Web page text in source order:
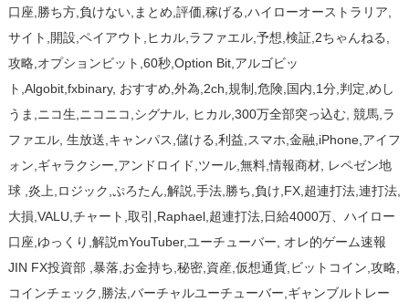
口座,勝ち方,負けない,まとめ,評価,稼げる,ハイローオーストラリア,
サイト,開設,ペイアウト,ヒカル,ラファエル,予想,検証,2ちゃんねる,
攻略,オプションビット,60秒,Option Bit,アルゴビッ
ト,Algobit,fxbinary, おすすめ,外為,2ch,規制,危険,国内,1分,判定,めし
うま,ニコ生,ニコニコ,シグナル, ヒカル,300万全部突っ込む, 競馬,ラ
ファエル, 生放送,キャンパス,儲ける,利益,スマホ,金融,iPhone,アイフ
ォン,ギャラクシー,アンドロイド,ツール,無料,情報商材, レペゼン地
球 ,炎上,ロジック,ぷろたん,解説,手法,勝ち,負け,FX,超連打法,連打法,
大損,VALU,チャート,取引,Raphael,超連打法,日給4000万、ハイロー
口座,ゆっくり,解説mYouTuber,ユーチューバー, オレ的ゲーム速報
JIN FX投資部 ,暴落,お金持ち,秘密,資産,仮想通貨,ビットコイン,攻略,
コインチェック,勝法,バーチャルユーチューバー,ギャンブルトレー